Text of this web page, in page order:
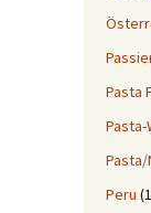
Pasta
Pasta-
Peru